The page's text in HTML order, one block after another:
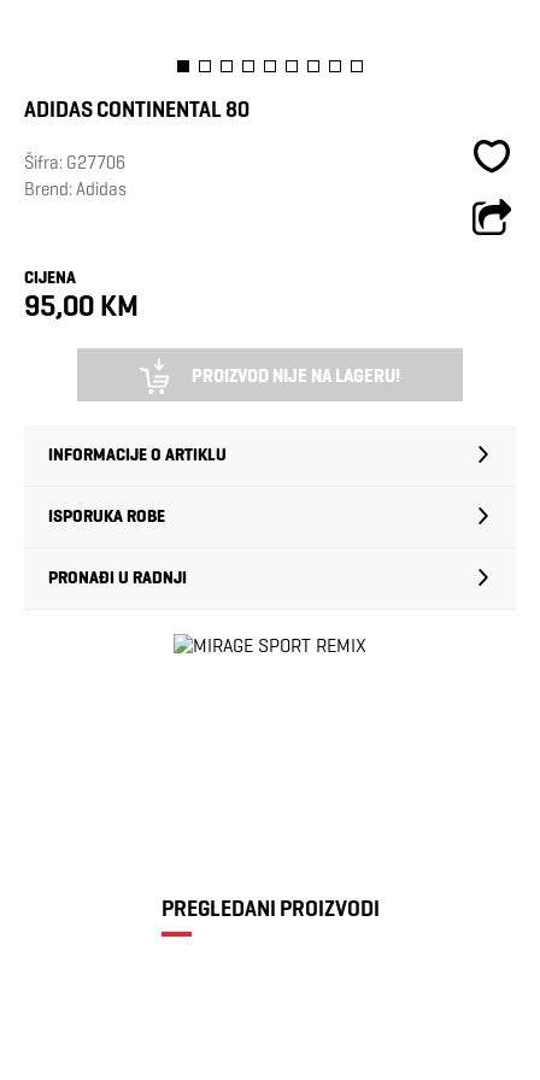
ADIDAS CONTINENTAL 80
Šifra: G27706
Brend:Adidas
CIJENA
95,00 KM
PROIZVOD NIJE NA LAGERU!
INFORMACIJE O ARTIKLU
ISPORUKA ROBE
PRONAĐI U RADNJI
PREGLEDANI PROIZVODI